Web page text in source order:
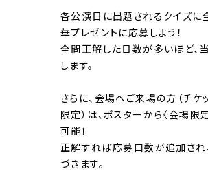
各公演日に出題されるクイズに
華プレゼントに応募しよう！
全問正解した日数が多いほど、
します。
さらに、会場へご来場の方（チケ
限定）は、ポスターから〈会場限
可能！
正解すれば応募口数が追加され
づきます。